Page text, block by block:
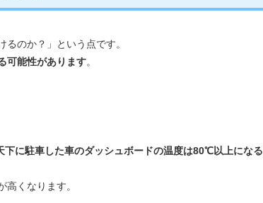
のか？」という点です。
可能性があります。
下に駐車した車のダッシュボードの温度は80℃以上になる
くなります。